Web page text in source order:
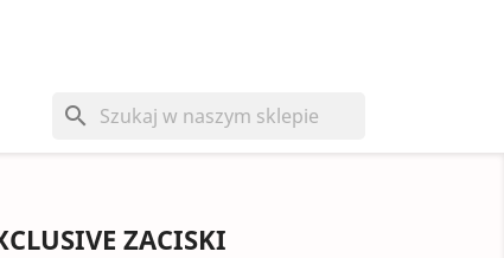
search
ZACISKI